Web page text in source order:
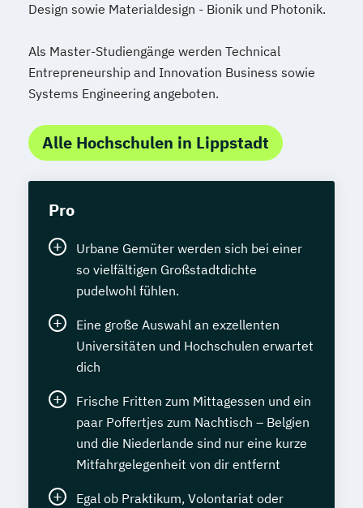
Design sowie Materialdesign - Bionik und Photonik.
Als Master-Studiengänge werden Technical
Entrepreneurship and Innovation Business sowie
Systems Engineering angeboten.
Alle Hochschulen in Lippstadt
Pro
Urbane Gemüter werden sich bei einer
so vielfältigen Großstadtdichte
pudelwohl fühlen.
Eine große Auswahl an exzellenten
Universitäten und Hochschulen erwartet
dich
Frische Fritten zum Mittagessen und ein
paar Poffertjes zum Nachtisch – Belgien
und die Niederlande sind nur eine kurze
Mitfahrgelegenheit von dir entfernt
Egal ob Praktikum, Volontariat oder